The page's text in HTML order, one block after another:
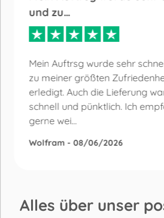
und zu…
Mein Auftrsg wurde sehr
zu meiner größten
erledigt. Auch die Lieferung
schnell und pünktlich. Ich
gerne wei...
Wolfram - 08/06/2026
Alles über unser